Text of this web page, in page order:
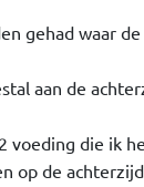
gehad waar
aan de
voeding die ik
op de